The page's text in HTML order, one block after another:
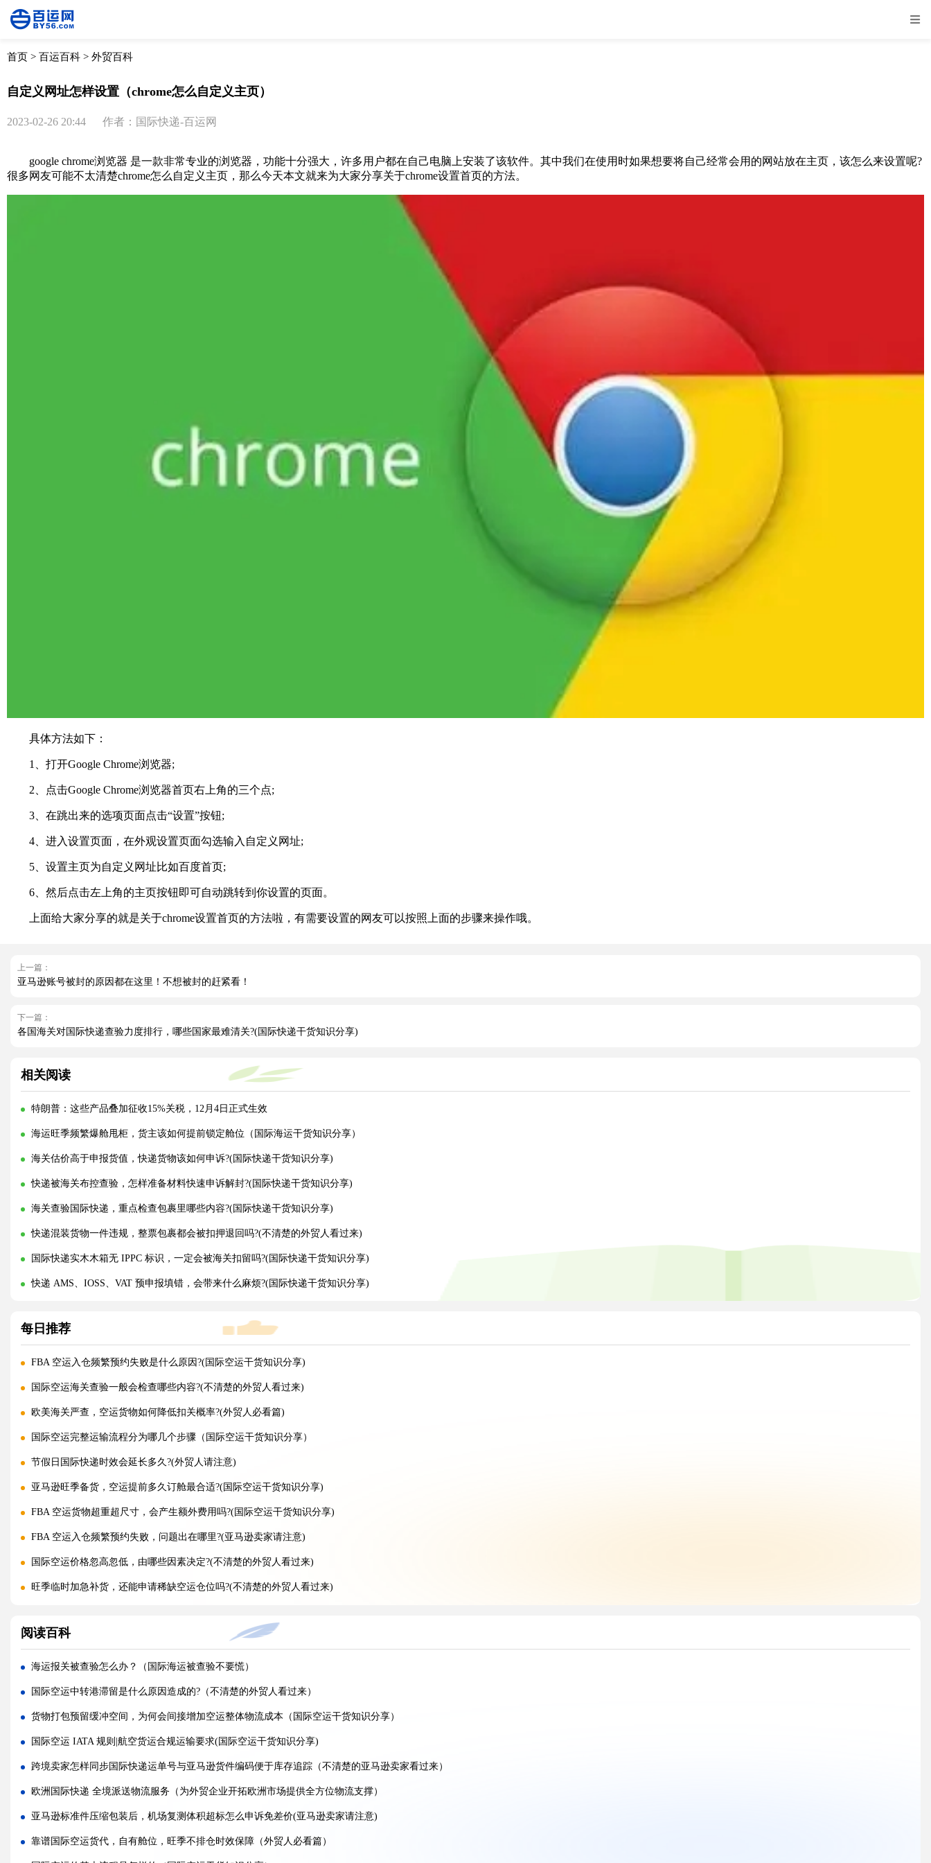
首页 > 百运百科 > 外贸百科
自定义网址怎样设置（chrome怎么自定义主页）
2023-02-26 20:44 作者：国际快递-百运网
google chrome浏览器 是一款非常专业的浏览器，功能十分强大，许多用户都在自己电脑上安装了该软件。其中我们在使用时如果想要将自己经常会用的网站放在主页，该怎么来设置呢?
很多网友可能不太清楚chrome怎么自定义主页，那么今天本文就来为大家分享关于chrome设置首页的方法。
具体方法如下：
1、打开Google Chrome浏览器;
2、点击Google Chrome浏览器首页右上角的三个点;
3、在跳出来的选项页面点击“设置”按钮;
4、进入设置页面，在外观设置页面勾选输入自定义网址;
5、设置主页为自定义网址比如百度首页;
6、然后点击左上角的主页按钮即可自动跳转到你设置的页面。
上面给大家分享的就是关于chrome设置首页的方法啦，有需要设置的网友可以按照上面的步骤来操作哦。
上一篇：
亚马逊账号被封的原因都在这里！不想被封的赶紧看！
下一篇：
各国海关对国际快递查验力度排行，哪些国家最难清关?(国际快递干货知识分享)
相关阅读
特朗普：这些产品叠加征收15%关税，12月4日正式生效
海运旺季频繁爆舱甩柜，货主该如何提前锁定舱位（国际海运干货知识分享）
海关估价高于申报货值，快递货物该如何申诉?(国际快递干货知识分享)
快递被海关布控查验，怎样准备材料快速申诉解封?(国际快递干货知识分享)
海关查验国际快递，重点检查包裹里哪些内容?(国际快递干货知识分享)
快递混装货物一件违规，整票包裹都会被扣押退回吗?(不清楚的外贸人看过来)
国际快递实木木箱无 IPPC 标识，一定会被海关扣留吗?(国际快递干货知识分享)
快递 AMS、IOSS、VAT 预申报填错，会带来什么麻烦?(国际快递干货知识分享)
每日推荐
FBA 空运入仓频繁预约失败是什么原因?(国际空运干货知识分享)
国际空运海关查验一般会检查哪些内容?(不清楚的外贸人看过来)
欧美海关严查，空运货物如何降低扣关概率?(外贸人必看篇)
国际空运完整运输流程分为哪几个步骤（国际空运干货知识分享）
节假日国际快递时效会延长多久?(外贸人请注意)
亚马逊旺季备货，空运提前多久订舱最合适?(国际空运干货知识分享)
FBA 空运货物超重超尺寸，会产生额外费用吗?(国际空运干货知识分享)
FBA 空运入仓频繁预约失败，问题出在哪里?(亚马逊卖家请注意)
国际空运价格忽高忽低，由哪些因素决定?(不清楚的外贸人看过来)
旺季临时加急补货，还能申请稀缺空运仓位吗?(不清楚的外贸人看过来)
实木托盘无 IPPC 标识，空运落地除销毁外有哪些整改方式(国际空运干货知识分享)
空运到仓长期不上架，如何区分物流延误与亚马逊仓内拥堵?(国际空运干货知识分享)
美仓热门地址，空派派送经常拒收该怎么处理（不清楚的跨境卖家看过来）
海关认定货值偏高征税，有合规申诉减免税费的办法吗（国际快递干货知识分享）
国际快递包装做错直接破损（跨境发货包装指南）
国际快递虚报货值有什么后果（海关处罚细则科普）
旺季国际空运仓位紧张，如何提前锁定舱位与运价（不清楚的外贸人看过来）
空运主单MAWB与分单HAWB有什么区别，清关受影响吗（国际空运干货知识分享）
海运出口报关资料单单不一致，会造成哪些货物延误后果?(国际海运干货知识分享)
阅读百科
海运报关被查验怎么办？（国际海运被查验不要慌）
国际空运中转港滞留是什么原因造成的?（不清楚的外贸人看过来）
货物打包预留缓冲空间，为何会间接增加空运整体物流成本（国际空运干货知识分享）
国际空运 IATA 规则|航空货运合规运输要求(国际空运干货知识分享)
跨境卖家怎样同步国际快递运单号与亚马逊货件编码便于库存追踪（不清楚的亚马逊卖家看过来）
欧洲国际快递 全境派送物流服务（为外贸企业开拓欧洲市场提供全方位物流支撑）
亚马逊标准件压缩包装后，机场复测体积超标怎么申诉免差价(亚马逊卖家请注意)
靠谱国际空运货代，自有舱位，旺季不排仓时效保障（外贸人必看篇）